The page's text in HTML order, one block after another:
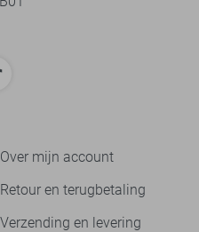
Over mijn account
Retour en terugbetaling
Verzending en levering